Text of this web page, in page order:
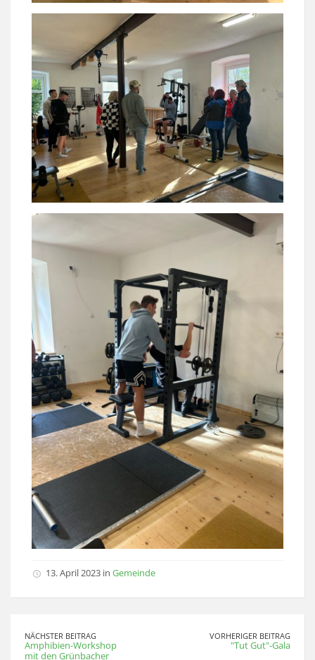
13. April 2023 in Gemeinde
NÄCHSTER BEITRAG
Amphibien-Workshop
mit den Grünbacher
VORHERIGER BEITRAG
"Tut Gut"-Gala